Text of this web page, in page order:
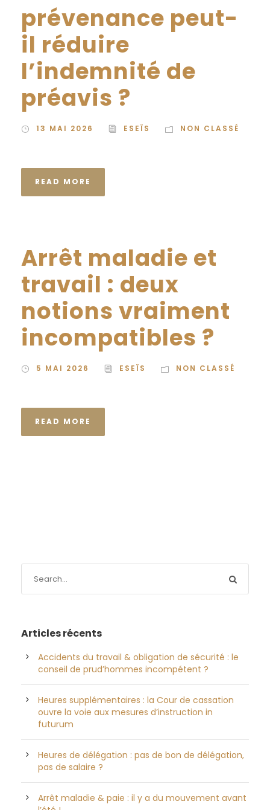
prévenance peut-
il réduire
l’indemnité de
préavis ?
13 MAI 2026 ESEÏS NON CLASSÉ
READ MORE
Arrêt maladie et
travail : deux
notions vraiment
incompatibles ?
5 MAI 2026 ESEÏS NON CLASSÉ
READ MORE
Articles récents
Accidents du travail & obligation de sécurité : le
conseil de prud’hommes incompétent ?
Heures supplémentaires : la Cour de cassation
ouvre la voie aux mesures d’instruction in
futurum
Heures de délégation : pas de bon de délégation,
pas de salaire ?
Arrêt maladie & paie : il y a du mouvement avant